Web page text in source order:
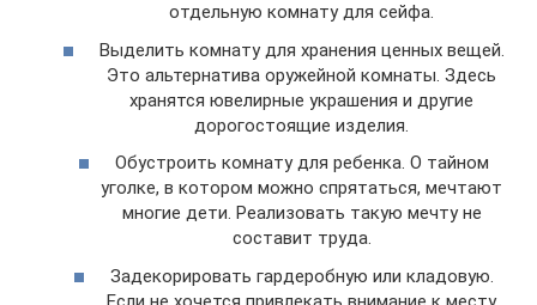
отдельную комнату для сейфа.
Выделить комнату для хранения ценных вещей.
Это альтернатива оружейной комнаты. Здесь
хранятся ювелирные украшения и другие
дорогостоящие изделия.
Обустроить комнату для ребенка. О тайном
уголке, в котором можно спрятаться, мечтают
многие дети. Реализовать такую мечту не
составит труда.
Задекорировать гардеробную или кладовую.